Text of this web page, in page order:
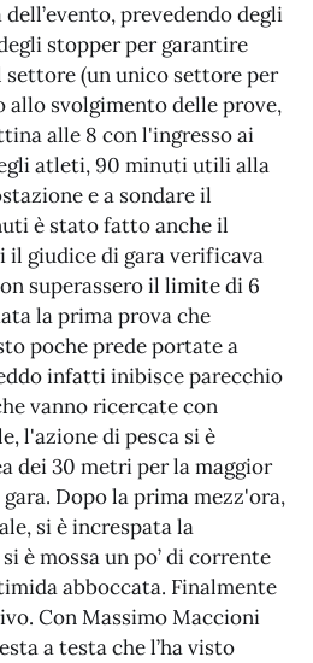
prevedendo degli
stopper per garantire
(un unico settore per
allo svolgimento delle prove,
alle 8 con l'ingresso ai
atleti, 90 minuti utili alla
e a sondare il
è stato fatto anche il
il giudice di gara verificava
superassero il limite di 6
la prima prova che
poche prede portate a
infatti inibisce parecchio
vanno ricercate con
l'azione di pesca si è
dei 30 metri per la maggior
Dopo la prima mezz'ora,
si è increspata la
è mossa un po’ di corrente
abboccata. Finalmente
Con Massimo Maccioni
a testa che l’ha visto